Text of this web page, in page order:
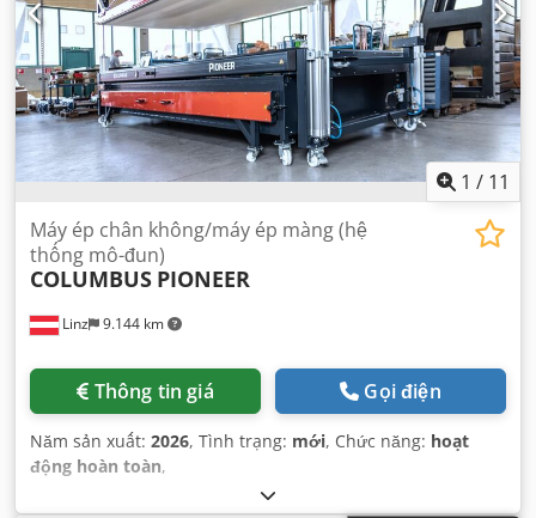
1 / 11
Linz 9.144 km
Máy ép chân không/máy ép màng (hệ
thống mô-đun)
COLUMBUS PIONEER
Thông tin giá Gọi điện
Năm sản xuất: 2026, Tình trạng: mới, Chức năng: hoạt
động hoàn toàn,